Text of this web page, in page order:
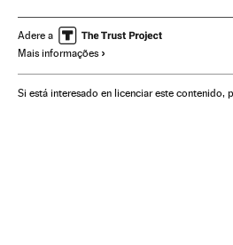
Escolas públicas Assassinatos múltiplos
Brasil
Centros educativos América do Sul
Adere a
Mais informações
Si está interesado en licenciar este contenido,